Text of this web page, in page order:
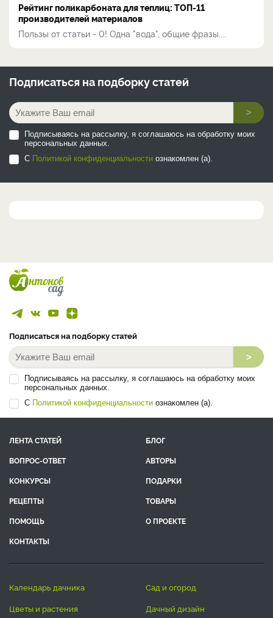
Рейтинг поликарбоната для теплиц: ТОП-11
производителей материалов
Пользы от статьи - 0! Одна "вода", общие фразы....
Подписаться на подборку статей
>
Подписываясь на рассылку, я соглашаюсь на обработку моих
персональных данных.
С Политикой конфиденциальности ознакомлен (а).
Подписаться на подборку статей
>
Подписываясь на рассылку, я соглашаюсь на обработку моих
персональных данных.
С Политикой конфиденциальности ознакомлен (а).
ЛЕНТА СТАТЕЙ
БЛОГ
ВОПРОС-ОТВЕТ
АВТОРЫ
КОНКУРСЫ
ПОДАРКИ
РЕЦЕПТЫ
ТОВАРЫ
ПОМОЩЬ
О ПРОЕКТЕ
КОНТАКТЫ
календарь дачника
сад и огород
цветы и растения
дачный дизайн